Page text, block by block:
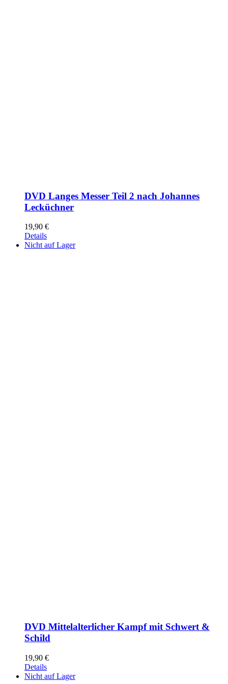
DVD Langes Messer Teil 2 nach Johannes
Lecküchner
19,90 €
Details
Nicht auf Lager
DVD Mittelalterlicher Kampf mit Schwert &
Schild
19,90 €
Details
Nicht auf Lager